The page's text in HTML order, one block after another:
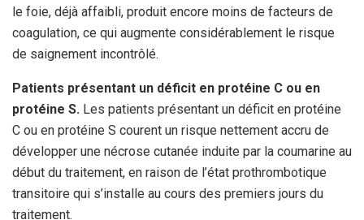
le foie, déjà affaibli, produit encore moins de facteurs de
coagulation, ce qui augmente considérablement le risque
de saignement incontrôlé.
Patients présentant un déficit en protéine C ou en
protéine S. Les patients présentant un déficit en protéine
C ou en protéine S courent un risque nettement accru de
développer une nécrose cutanée induite par la coumarine au
début du traitement, en raison de l’état prothrombotique
transitoire qui s’installe au cours des premiers jours du
traitement.